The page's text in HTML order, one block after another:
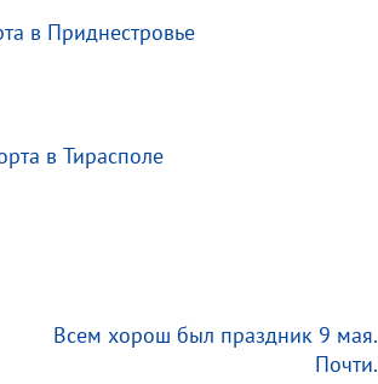
в Приднестровье
в Тирасполе
Всем хорош был праздник 9 мая.
Почти.